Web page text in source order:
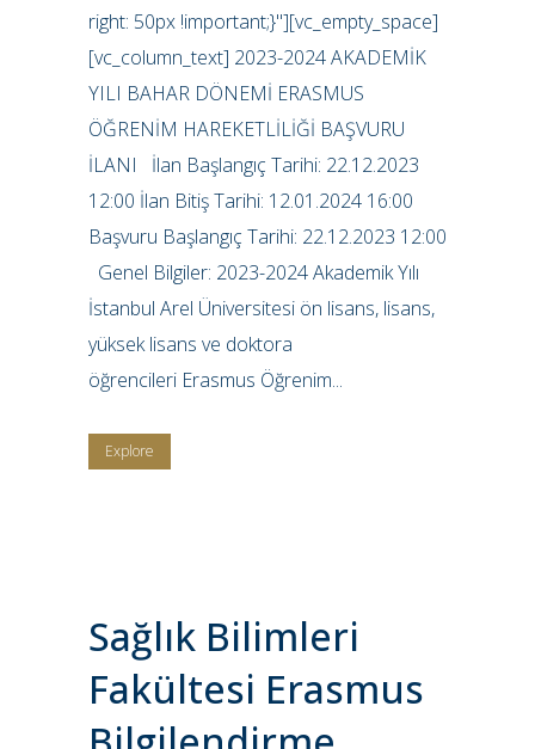
right: 50px !important;}"][vc_empty_space]
[vc_column_text] 2023-2024 AKADEMİK
YILI BAHAR DÖNEMİ ERASMUS
ÖĞRENİM HAREKETLİLİĞİ BAŞVURU
İLANI İlan Başlangıç Tarihi: 22.12.2023
12:00 İlan Bitiş Tarihi: 12.01.2024 16:00
Başvuru Başlangıç Tarihi: 22.12.2023 12:00
Genel Bilgiler: 2023-2024 Akademik Yılı
İstanbul Arel Üniversitesi ön lisans, lisans,
yüksek lisans ve doktora
öğrencileri Erasmus Öğrenim...
Explore
Sağlık Bilimleri
Fakültesi Erasmus